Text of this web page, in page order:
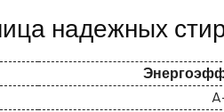
надежных